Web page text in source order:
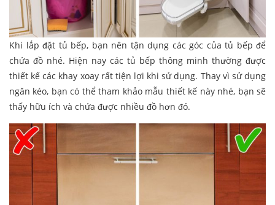
Khi lắp đặt tủ bếp, bạn nên tận dụng các góc của tủ bếp để
chứa đồ nhé. Hiện nay các tủ bếp thông minh thường được
thiết kế các khay xoay rất tiện lợi khi sử dụng. Thay vì sử dụng
ngăn kéo, bạn có thể tham khảo mẫu thiết kế này nhé, bạn sẽ
thấy hữu ích và chứa được nhiều đồ hơn đó.